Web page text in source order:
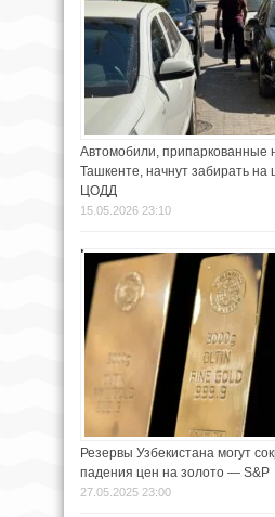
Автомобили, припаркованные
Ташкенте, начнут забирать
ЦОДД
15.05.2026 23:10
Резервы Узбекистана могут
падения цен на золото — S&P
27.05.2025 23:00